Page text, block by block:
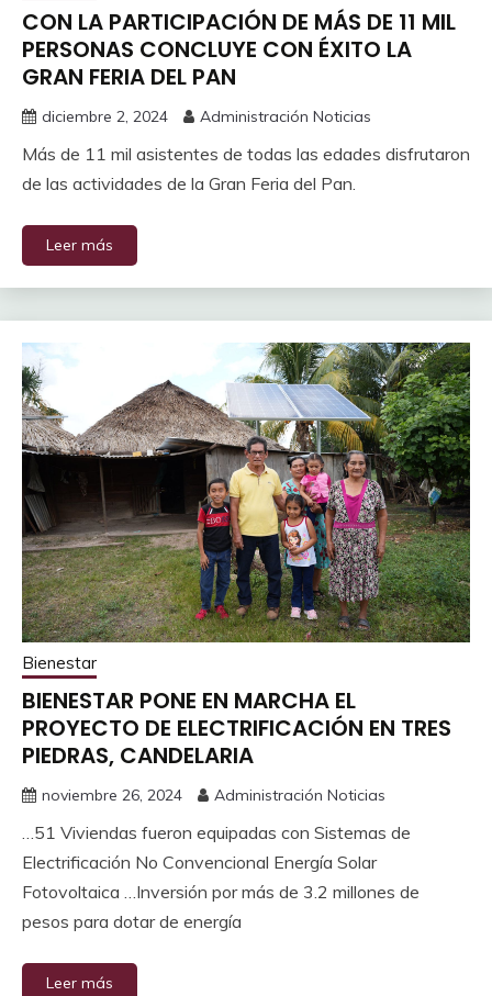
CON LA PARTICIPACIÓN DE MÁS DE 11 MIL
PERSONAS CONCLUYE CON ÉXITO LA
GRAN FERIA DEL PAN
diciembre 2, 2024 Administración Noticias
Más de 11 mil asistentes de todas las edades disfrutaron
de las actividades de la Gran Feria del Pan.
Leer más
Bienestar
BIENESTAR PONE EN MARCHA EL
PROYECTO DE ELECTRIFICACIÓN EN TRES
PIEDRAS, CANDELARIA
noviembre 26, 2024 Administración Noticias
…51 Viviendas fueron equipadas con Sistemas de
Electrificación No Convencional Energía Solar
Fotovoltaica …Inversión por más de 3.2 millones de
pesos para dotar de energía
Leer más